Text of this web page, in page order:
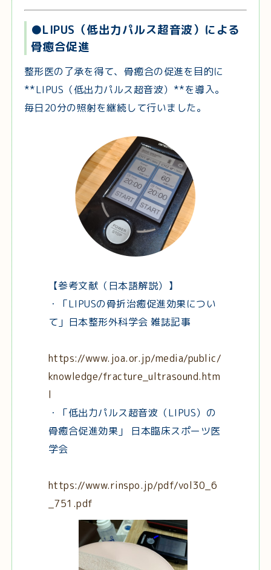
●LIPUS（低出力パルス超音波）による
骨癒合促進
整形医の了承を得て、骨癒合の促進を目的に
**LIPUS（低出力パルス超音波）**を導入。
毎日20分の照射を継続して行いました。
【参考文献（日本語解説）】
・「LIPUSの骨折治癒促進効果につい
て」日本整形外科学会 雑誌記事
https://www.joa.or.jp/media/public/
knowledge/fracture_ultrasound.htm
l
・「低出力パルス超音波（LIPUS）の
骨癒合促進効果」 日本臨床スポーツ医
学会
https://www.rinspo.jp/pdf/vol30_6
_751.pdf